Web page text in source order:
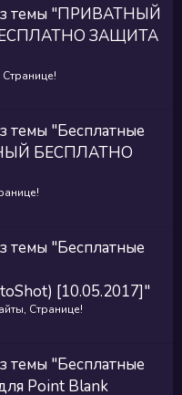
темы "ПРИВАТНЫЙ
ЗАЩИТА
темы "Бесплатные
БЕСПЛАТНО
темы "Бесплатные
[10.05.2017]"
Странице!
темы "Бесплатные
Point Blank